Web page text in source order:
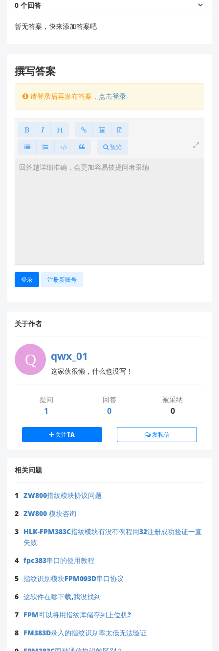
2.关于ZW0623的问题
您提到的ZW0623模块可能不支持高级加密功能（如
ZW0623模块可能仅支持基础加密等级（如
如果您尝试在不支持的模块上启用高级加密功能，
您可以参考以下步骤验证模块是否支持安全指令：
读取加密等级
使用
PS_ReadINFpage指令查询当前模块的加
密等级。
如果返回值为
或
，说明该模块不支持高级加
针对您的需求，建议如下：
如果您需要使用AES或RSA加密功能，请更换为支持
对于现有ZW0623模块，可以继续用于非加密场
升级选项。
4.下一步操作
如果您决定更换模块，可以通过以下链接查看相关产品
的详细资料：
HLK-FPM383C产品页面
们！
0 个回答
暂无答案，快来添加答案吧
撰写答案
请登录后再发布答案， 点击登录
预览
登录 注册新账号
关于作者
qwx_01
这家伙很懒，什么也没写！
提问
1
回答
0
被采纳
0
关注TA 发私信
相关问题
1 ZW800指纹模块协议问题
2 ZW800 模块咨询
3 HLK-FPM383C指纹模块有没有例程用32注册成功验证一直
失败
4 fpc383串口的使用教程
5 指纹识别模块FPM093D串口协议
6 这软件在哪下载,我没找到
7 FPM可以将用指纹库储存到上位机?
8 FM383D录入的指纹识别率太低无法验证